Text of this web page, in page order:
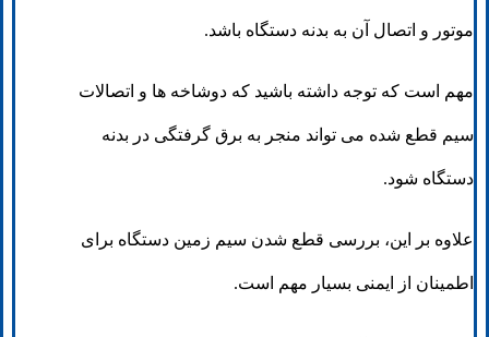
موتور و اتصال آن به بدنه دستگاه باشد.
مهم است که توجه داشته باشید که دوشاخه ها و اتصالات
سیم قطع شده می تواند منجر به برق گرفتگی در بدنه
دستگاه شود.
علاوه بر این، بررسی قطع شدن سیم زمین دستگاه برای
اطمینان از ایمنی بسیار مهم است.